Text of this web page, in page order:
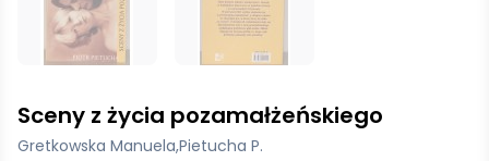
Sceny z życia pozamałżeńskiego
Gretkowska Manuela,Pietucha P.